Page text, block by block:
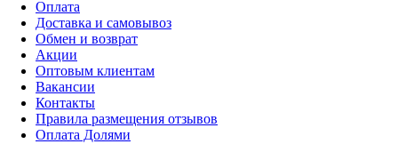
Оплата
Доставка и самовывоз
Обмен и возврат
Акции
Оптовым клиентам
Вакансии
Контакты
Правила размещения отзывов
Оплата Долями